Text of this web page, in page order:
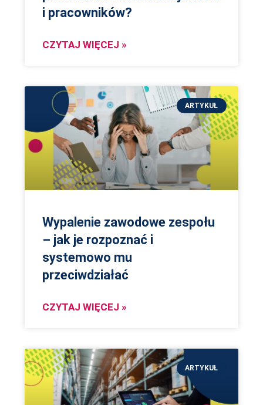
i pracowników?
CZYTAJ WIĘCEJ »
ARTYKUŁ
Wypalenie zawodowe zespołu
– jak je rozpoznać i
systemowo mu
przeciwdziałać
CZYTAJ WIĘCEJ »
ARTYKUŁ